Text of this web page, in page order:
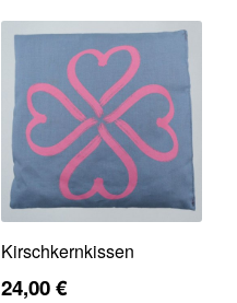
Kirschkernkissen
24,00 €